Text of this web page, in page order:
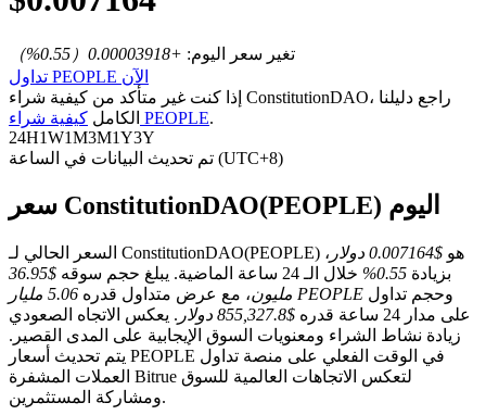
العقود الآجلة USDT
العقود الآجلة لـ COIN-M
تغير سعر اليوم:
+0.00003918
（
0.55
%）
تداول PEOPLE الآن
إذا كنت غير متأكد من كيفية شراء ConstitutionDAO، راجع دليلنا
الكامل كيفية شراء PEOPLE.
24H1W1M3M1Y3Y
تم تحديث البيانات في الساعة (UTC+8)
سعر ConstitutionDAO(PEOPLE) اليوم
السعر الحالي لـ ConstitutionDAO(PEOPLE) هو $0.007164 دولار
،
بزيادة 0.55% خلال الـ 24 ساعة الماضية. يبلغ حجم سوقه
$36.95
مليون، مع عرض متداول قدره 5.06 مليار PEOPLE
على مدار 24 ساعة قدره
$855,327.8 دولار
. يعكس الاتجاه الصعودي
زيادة نشاط الشراء ومعنويات السوق الإيجابية على المدى القصير.
يتم تحديث أسعار PEOPLE في الوقت الفعلي على منصة تداول
العملات المشفرة Bitrue لتعكس الاتجاهات العالمية للسوق
ومشاركة المستثمرين.